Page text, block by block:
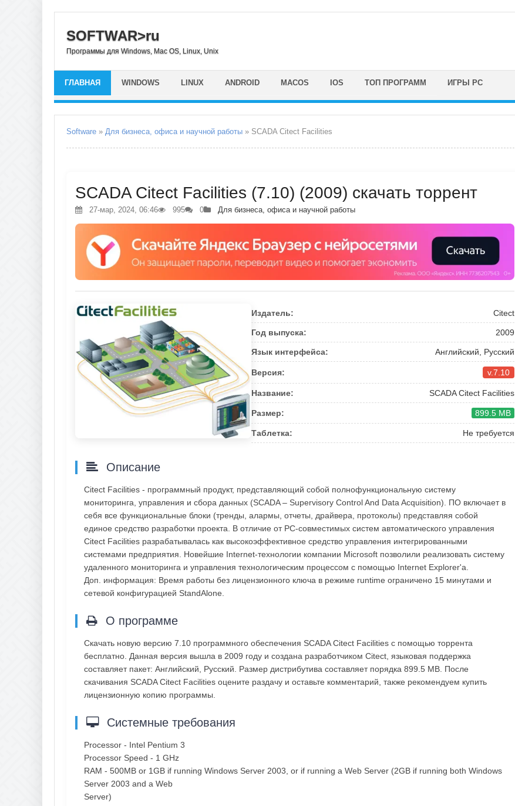
SOFTWAR>ru
Программы для Windows, Mac OS, Linux, Unix
ГЛАВНАЯ WINDOWS LINUX ANDROID MACOS IOS ТОП ПРОГРАММ ИГРЫ PC
Software » Для бизнеса, офиса и научной работы » SCADA Citect Facilities
SCADA Citect Facilities (7.10) (2009) скачать торрент
27-мар, 2024, 06:46 995 0 Для бизнеса, офиса и научной работы
Издатель: Citect
Год выпуска: 2009
Язык интерфейса: Английский, Русский
Версия: v.7.10
Название: SCADA Citect Facilities
Размер: 899.5 MB
Таблетка: Не требуется
Описание
Citect Facilities - программный продукт, представляющий собой полнофункциональную систему
мониторинга, управления и сбора данных (SCADA – Supervisory Control And Data Acquisition). ПО включает в
себя все функциональные блоки (тренды, алармы, отчеты, драйвера, протоколы) представляя собой
единое средство разработки проекта. В отличие от PC-совместимых систем автоматического управления
Citect Facilities разрабатывалась как высокоэффективное средство управления интегрированными
системами предприятия. Новейшие Internet-технологии компании Microsoft позволили реализовать систему
удаленного мониторинга и управления технологическим процессом с помощью Internet Explorer'а.
Доп. информация: Время работы без лицензионного ключа в режиме runtime ограничено 15 минутами и
сетевой конфигурацией StandAlone.
О программе
Скачать новую версию 7.10 программного обеспечения SCADA Citect Facilities с помощью торрента
бесплатно. Данная версия вышла в 2009 году и создана разработчиком Citect, языковая поддержка
составляет пакет: Английский, Русский. Размер дистрибутива составляет порядка 899.5 MB. После
скачивания SCADA Citect Facilities оцените раздачу и оставьте комментарий, также рекомендуем купить
лицензионную копию программы.
Системные требования
Processor - Intel Pentium 3
Processor Speed - 1 GHz
RAM - 500MB or 1GB if running Windows Server 2003, or if running a Web Server (2GB if running both Windows
Server 2003 and a Web
Server)